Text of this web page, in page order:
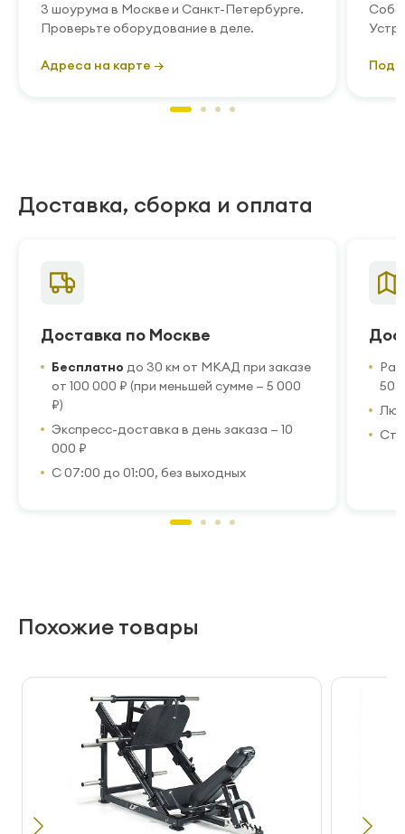
3 шоурума в Москве и Санкт-Петербурге.
Проверьте оборудование в деле.
Адреса на карте →
Доставка, сборка и оплата
Доставка по Москве
Бесплатно до 30 км от МКАД при заказе
от 100 000 ₽ (при меньшей сумме — 5 000
₽)
Экспресс-доставка в день заказа — 10
000 ₽
С 07:00 до 01:00, без выходных
50
Похожие товары